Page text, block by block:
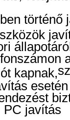
történő
kapnak,
esetén
PC javítás